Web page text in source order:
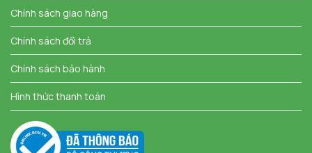
Chính sách giao hàng
Chính sách đổi trả
Chính sách bảo hành
Hình thức thanh toán